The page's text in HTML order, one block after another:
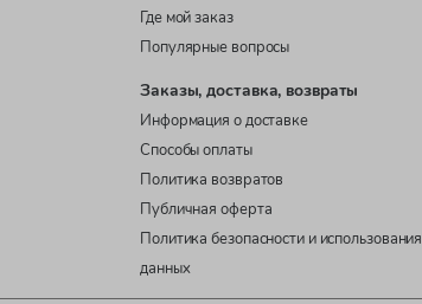
Где мой заказ
Популярные вопросы
Заказы, доставка, возвраты
Информация о доставке
Способы оплаты
Политика возвратов
Публичная оферта
Политика безопасности и использования
данных